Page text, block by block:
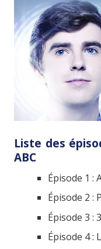
Liste des
ABC
Épisode 1 :
Épisode 2 :
Épisode 3 :
Épisode 4 :